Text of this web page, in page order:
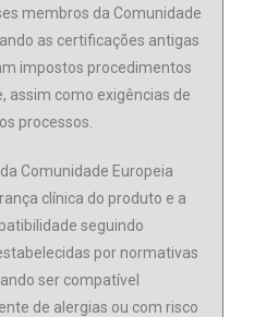
membros da Comunidade
as certificações antigas
impostos procedimentos
assim como exigências de
processos.
Comunidade Europeia
clínica do produto e a
seguindo
por normativas
ser compatível
de alergias ou com risco